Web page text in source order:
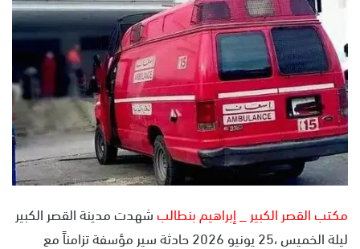
س
ل
ر
ي
ا
إ
ل
ك
ر
و
مكتب القصر الكبير _ إبراهيم بنطالبشهدت مدينة القصر الكبير
ليلة الخميس ،25 يونيو 2026 حادثة سير مؤسفة تزامناً مع